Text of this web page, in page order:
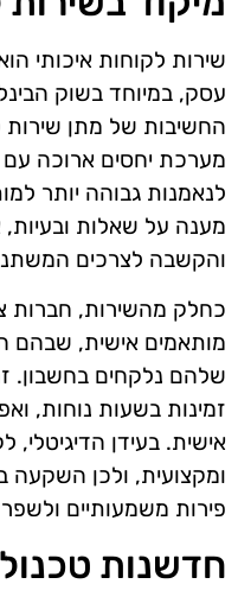
שירות לקוחות איכותי
עסק, במיוחד בשוק
החשיבות של מתן שירות
מערכת יחסים ארוכה עם
לנאמנות גבוהה יותר
מענה על שאלות
והקשבה לצרכים
כחלק מהשירות, חברות
מותאמים אישית, שבהם
שלהם נלקחים בחשבון.
זמינות בשעות נוחות,
אישית. בעידן
ומקצועית, ולכן השקעה
פירות משמעותיים
חדשנות